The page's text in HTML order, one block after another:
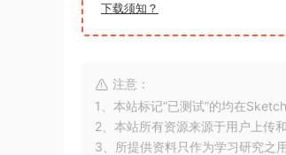
下载须知？
注意：
1、本站标记“已测试”的均在
2、本站所有资源来源于用户上传
3、所提供资料只作为学习研究之